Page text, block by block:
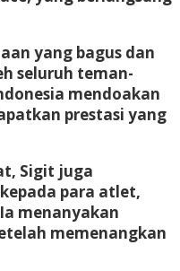
yang bagus dan
seluruh teman-
mendoakan
prestasi yang
Sigit juga
para atlet,
menanyakan
memenangkan